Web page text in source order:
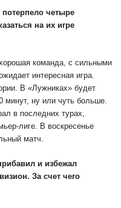
четыре
на их игре
команда, с сильными
интересная игра.
В «Лужниках» будет
минут, ну или чуть больше.
в последних турах,
лиге. В воскресенье
матч.
и избежал
За счет чего